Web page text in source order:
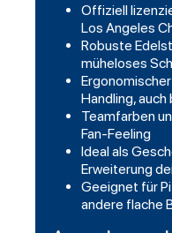
Offiziell
Los Angeles
Robuste
müheloses
Handling,
Teamfarben
Fan-Feeling
Ideal als
Erweiterung
Geeignet für
andere flache